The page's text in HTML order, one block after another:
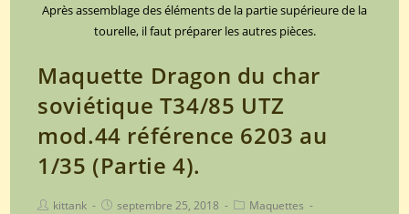
Après assemblage des éléments de la partie supérieure de la
tourelle, il faut préparer les autres pièces.
Maquette Dragon du char
soviétique T34/85 UTZ
mod.44 référence 6203 au
1/35 (Partie 4).
Postkittank
Postseptembre 25, 2018
PostMaquettes